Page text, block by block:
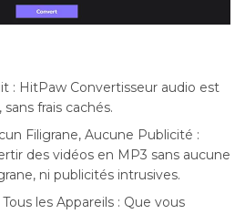
: HitPaw Convertisseur audio est
frais cachés.
Filigrane, Aucune Publicité :
des vidéos en MP3 sans aucune
ni publicités intrusives.
les Appareils : Que vous